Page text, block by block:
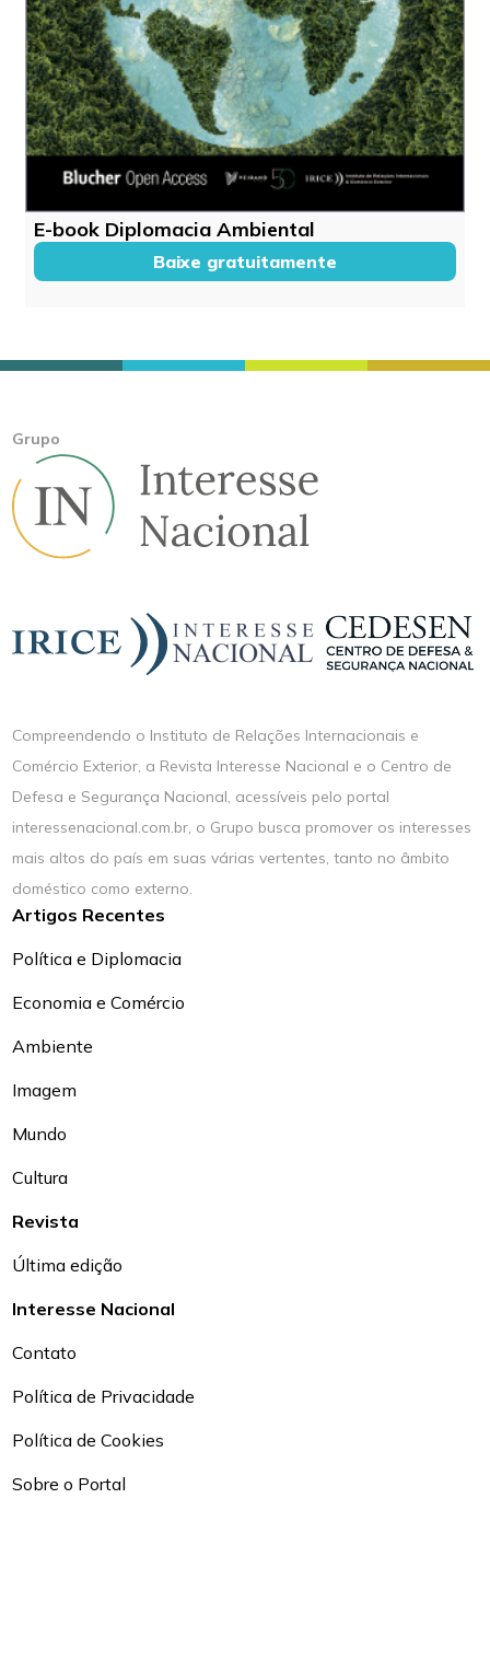
E-book Diplomacia Ambiental
Baixe gratuitamente
Grupo
Compreendendo o Instituto de Relações Internacionais e
Comércio Exterior, a Revista Interesse Nacional e o Centro de
Defesa e Segurança Nacional, acessíveis pelo portal
interessenacional.com.br, o Grupo busca promover os interesses
mais altos do país em suas várias vertentes, tanto no âmbito
doméstico como externo.
Artigos Recentes
Política e Diplomacia
Economia e Comércio
Ambiente
Imagem
Mundo
Cultura
Revista
Última edição
Interesse Nacional
Contato
Política de Privacidade
Política de Cookies
Sobre o Portal